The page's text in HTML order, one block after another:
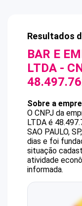
Resultados
BAR E
LTDA -
Sobre a
O CNPJ da
LTDA é
SAO PAULO,
dias e foi
situação
atividade
informada.